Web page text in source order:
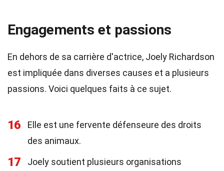
Engagements et passions
En dehors de sa carrière d'actrice, Joely Richardson
est impliquée dans diverses causes et a plusieurs
passions. Voici quelques faits à ce sujet.
16
Elle est une fervente défenseure des droits
des animaux.
17
Joely soutient plusieurs organisations